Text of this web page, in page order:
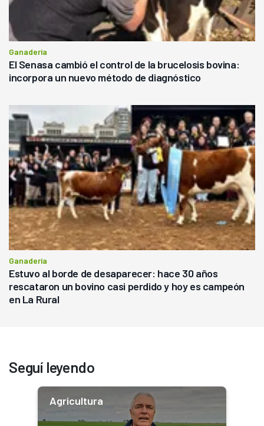
Ganadería
El Senasa cambió el control de la brucelosis bovina:
incorpora un nuevo método de diagnóstico
Ganadería
Estuvo al borde de desaparecer: hace 30 años
rescataron un bovino casi perdido y hoy es campeón
en La Rural
Seguí leyendo
Agricultura